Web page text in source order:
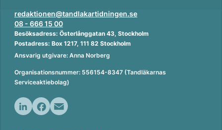
redaktionen@tandlakartidningen.se
08 - 666 15 00
Besöksadress: Österlånggatan 43, Stockholm
Postadress: Box 1217, 111 82 Stockholm
Ansvarig utgivare: Anna Norberg
Organisationsnummer: 556154-8347 (Tandläkarnas
Serviceaktiebolag)